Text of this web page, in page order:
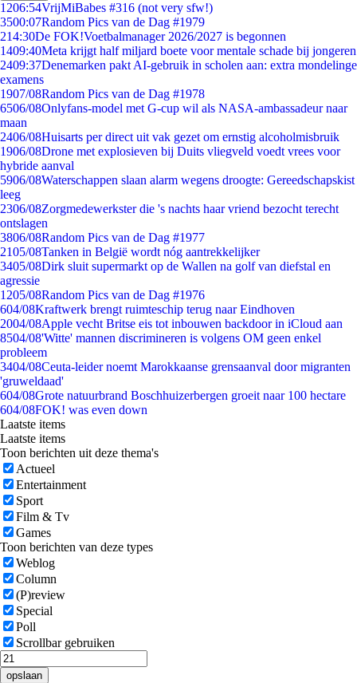
1206:54VrijMiBabes #316 (not very sfw!)
3500:07Random Pics van de Dag #1979
214:30De FOK!Voetbalmanager 2026/2027 is begonnen
1409:40Meta krijgt half miljard boete voor mentale schade bij jongeren
2409:37Denemarken pakt AI-gebruik in scholen aan: extra mondelinge
examens
1907/08Random Pics van de Dag #1978
6506/08Onlyfans-model met G-cup wil als NASA-ambassadeur naar
maan
2406/08Huisarts per direct uit vak gezet om ernstig alcoholmisbruik
1906/08Drone met explosieven bij Duits vliegveld voedt vrees voor
hybride aanval
5906/08Waterschappen slaan alarm wegens droogte: Gereedschapskist
leeg
2306/08Zorgmedewerkster die 's nachts haar vriend bezocht terecht
ontslagen
3806/08Random Pics van de Dag #1977
2105/08Tanken in België wordt nóg aantrekkelijker
3405/08Dirk sluit supermarkt op de Wallen na golf van diefstal en
agressie
1205/08Random Pics van de Dag #1976
604/08Kraftwerk brengt ruimteschip terug naar Eindhoven
2004/08Apple vecht Britse eis tot inbouwen backdoor in iCloud aan
8504/08'Witte' mannen discrimineren is volgens OM geen enkel
probleem
3404/08Ceuta-leider noemt Marokkaanse grensaanval door migranten
'gruweldaad'
604/08Grote natuurbrand Boschhuizerbergen groeit naar 100 hectare
604/08FOK! was even down
Laatste items
Laatste items
Toon berichten uit deze thema's
Actueel
Entertainment
Sport
Film & Tv
Games
Toon berichten van deze types
Weblog
Column
(P)review
Special
Poll
Scrollbar gebruiken
opslaan